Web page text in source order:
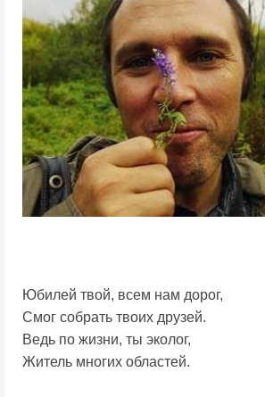
Юбилей твой, всем нам дорог,
Смог собрать твоих друзей.
Ведь по жизни, ты эколог,
Житель многих областей.